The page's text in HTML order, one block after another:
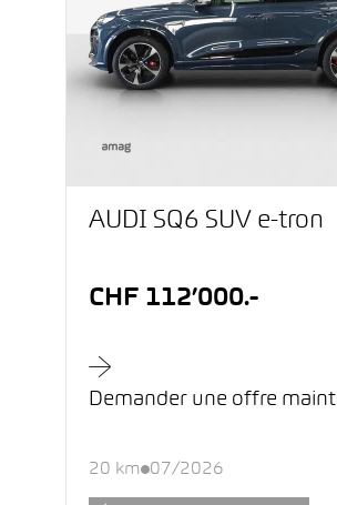
AUDI SQ6 SUV e-tron
CHF 112’000.-
Demander une offre
20 km 07/2026